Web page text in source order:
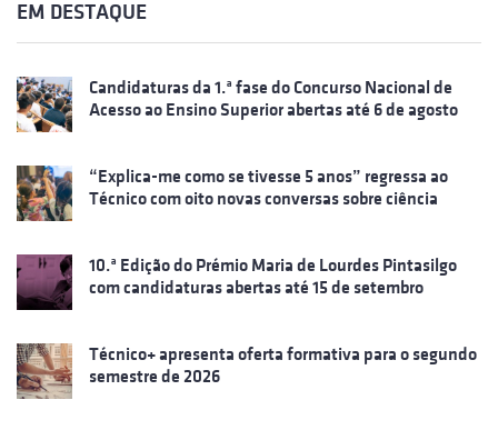
EM DESTAQUE
Candidaturas da 1.ª fase do Concurso Nacional de
Acesso ao Ensino Superior abertas até 6 de agosto
“Explica-me como se tivesse 5 anos” regressa ao
Técnico com oito novas conversas sobre ciência
10.ª Edição do Prémio Maria de Lourdes Pintasilgo
com candidaturas abertas até 15 de setembro
Técnico+ apresenta oferta formativa para o segundo
semestre de 2026